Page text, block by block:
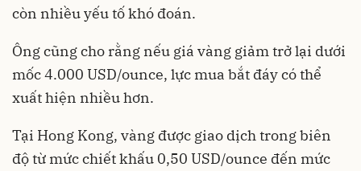
còn nhiều yếu tố khó đoán.
Ông cũng cho rằng nếu giá vàng giảm trở lại dưới
mốc 4.000 USD/ounce, lực mua bắt đáy có thể
xuất hiện nhiều hơn.
Tại Hong Kong, vàng được giao dịch trong biên
độ từ mức chiết khấu 0,50 USD/ounce đến mức